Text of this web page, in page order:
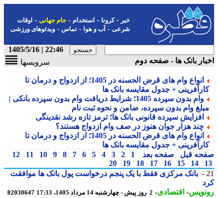
-کرونا-استخدام- جام جهانی-اوقات
شرعی-آب و هوا-تماس-ویدئوهای ورزشی
22:46 | 1405/5/16
بانک ها - صفحه دوم
سرویسها
انواع وام های قرض الحسنه در 1405؛ از ازدواج و درمان تا
+ جدول مقایسه بانک ها
وام بدون سپرده 1405؛ شرایط دریافت وام بدون سپرده بانکی |
وام بدون سپرده، ضامن و نحوه ثبت نام
افزایش سپرده قانونی بانک ها؛ ترمز تازه رشد نقدینگی
چند هزار جوان هنوز در صف وام ازدواج هستند؟
انواع وام های قرض الحسنه در 1405؛ از ازدواج و درمان تا
+ جدول مقایسه بانک ها
قبل صفحه بعد 1
2
3
4
5
6
7
8
9
10
11
12
14
15
16
17
18
19
20
بانک مرکزی فقط با یک ‎پنجم درخواست پول بانک ها موافقت
-اقتصادی-2 روز پیش - چهارشنبه 14 مرداد 1405، 17:33 82030647